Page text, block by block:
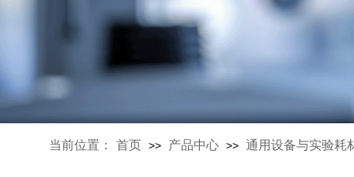
当前位置： 首页 >> 产品中心 >> 通用设备与实验耗